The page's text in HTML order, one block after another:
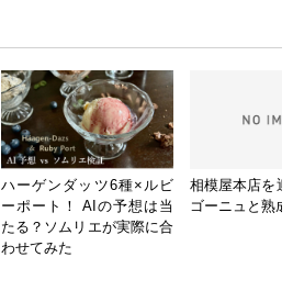
ハーゲンダッツ6種×ルビ
ーポート！ AIの予想は当
たる？ソムリエが実際に合
わせてみた
相模屋本店を
ゴーニュと熟